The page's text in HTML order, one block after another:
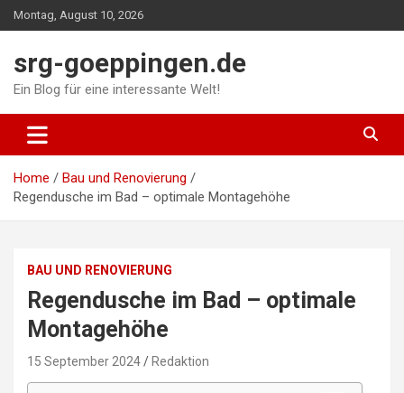
Skip
to
Montag, August 10, 2026
srg-goeppingen.de
Ein Blog für eine interessante Welt!
Home
Bau und Renovierung
Regendusche im Bad – optimale Montagehöhe
BAU UND RENOVIERUNG
Regendusche im Bad – optimale
Montagehöhe
15 September 2024 Redaktion